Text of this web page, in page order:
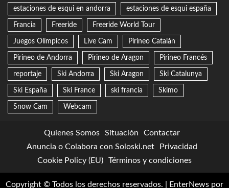
estaciones de esqui en andorra estaciones de esqui españa
Francia Freeride Freeride World Tour
Juegos Olímpicos Live Cam Pirineo Catalán
Pirineo de Andorra Pirineo de Aragon Pirineo Francés
reportaje Ski Andorra Ski Aragon Ski Catalunya
Ski España Ski France ski francia Skimo
Snow Cam Webcam
Quienes Somos Situación
Contactar
Anuncia o Colabora con Soloski.net
Privacidad
Cookie Policy (EU)
Términos y condiciones
Copyright © Todos los derechos reservados. EnterNews por